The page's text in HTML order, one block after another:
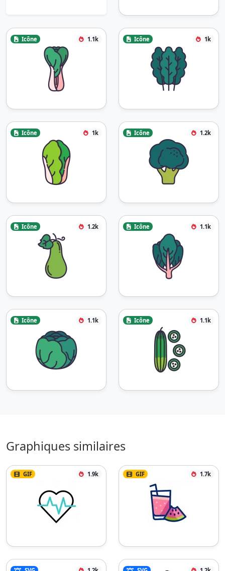
Icône 1.1k Icône 1k
Icône 1k Icône 1.2k
Icône 1.2k Icône 1.1k
Icône 1.1k Icône 1.1k
Graphiques similaires
GIF 1.9k GIF 1.7k